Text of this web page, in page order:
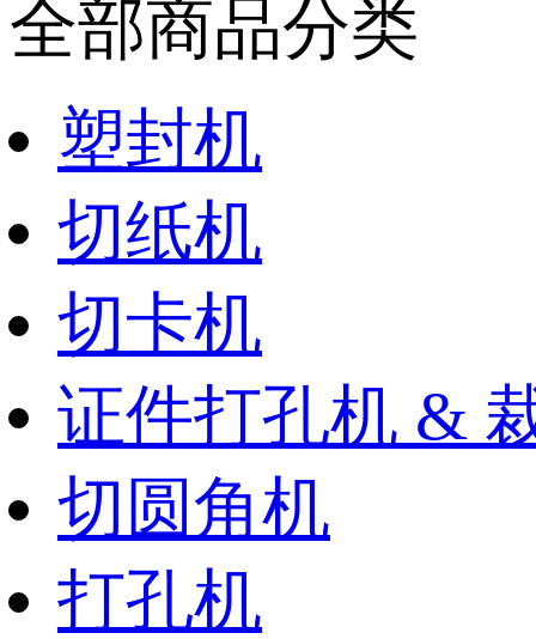
全部商品分类
塑封机
切纸机
切卡机
证件打孔机 &
切圆角机
打孔机